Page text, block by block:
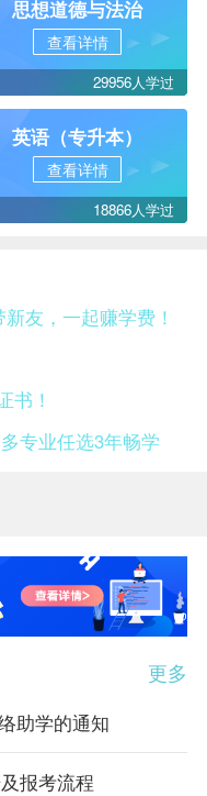
思想道德与法治
查看详情
29956人学过
英语（专升本）
查看详情
18866人学过
友，一起赚学费！
书！
专业任选3年畅学
更多
助学的通知
报考流程